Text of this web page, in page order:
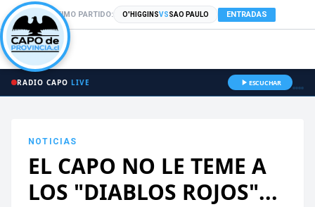
PRÓXIMO PARTIDO: O'HIGGINSVSSAO PAULO ENTRADAS
RADIO CAPO LIVE ESCUCHAR
NOTICIAS
EL CAPO NO LE TEME A
LOS "DIABLOS ROJOS"...